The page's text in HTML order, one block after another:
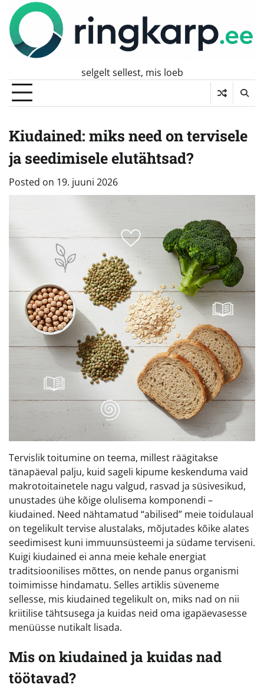
Skip
content
selgelt sellest, mis loeb
Kiudained: miks need on tervisele
ja seedimisele elutähtsad?
Posted on 19. juuni 2026
Tervislik toitumine on teema, millest räägitakse
tänapäeval palju, kuid sageli kipume keskenduma vaid
makrotoitainetele nagu valgud, rasvad ja süsivesikud,
unustades ühe kõige olulisema komponendi –
kiudained. Need nähtamatud “abilised” meie toidulaual
on tegelikult tervise alustalaks, mõjutades kõike alates
seedimisest kuni immuunsüsteemi ja südame terviseni.
Kuigi kiudained ei anna meie kehale energiat
traditsioonilises mõttes, on nende panus organismi
toimimisse hindamatu. Selles artiklis süveneme
sellesse, mis kiudained tegelikult on, miks nad on nii
kriitilise tähtsusega ja kuidas neid oma igapäevasesse
menüüsse nutikalt lisada.
Mis on kiudained ja kuidas nad
töötavad?